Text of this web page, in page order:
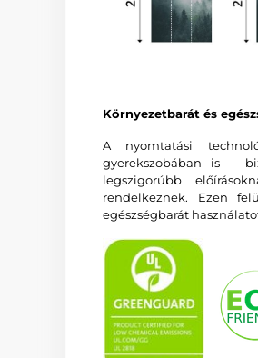
Környezetbarát és
A nyomtatási
gyerekszobában is –
legszigorúbb
rendelkeznek. Ezen
egészségbarát